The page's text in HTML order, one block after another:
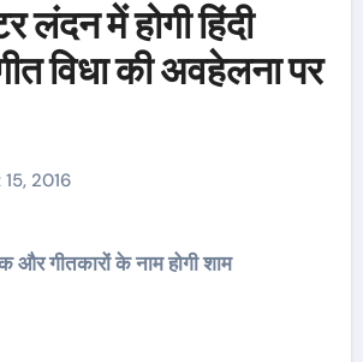
लंदन में होगी हिंदी
विधा की अवहेलना पर
2016
और गीतकारों के नाम होगी शाम